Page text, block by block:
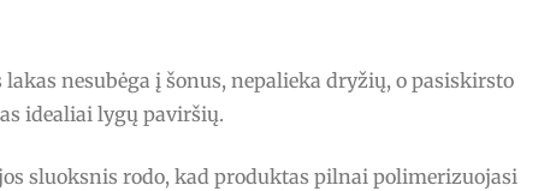
nesubėga į šonus, nepalieka dryžių, o pasiskirsto
idealiai lygų paviršių.
sluoksnis rodo, kad produktas pilnai polimerizuojasi